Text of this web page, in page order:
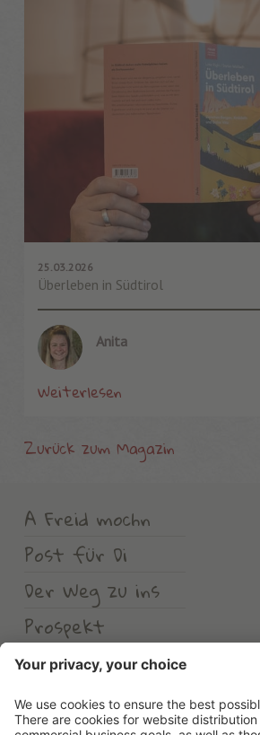
25.03.2026
Überleben in Südtirol
Anita
Weiterlesen
Zurück zum Magazin
A Freid mochn
Post für Di
Der Weg zu ins
Prospekt
Wetter
Erlebnishotel Waltershof